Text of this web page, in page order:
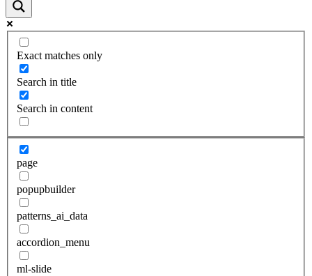
Exact matches only
Search in title
Search in content
page
popupbuilder
patterns_ai_data
accordion_menu
ml-slide